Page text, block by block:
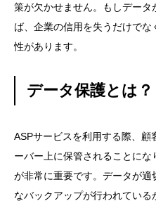
策が欠かせません。もしデー
ば、企業の信用を失うだけで
性があります。
データ保護とは？
ASPサービスを利用する際、
ーバー上に保管されることに
が非常に重要です。データが
なバックアップが行われてい